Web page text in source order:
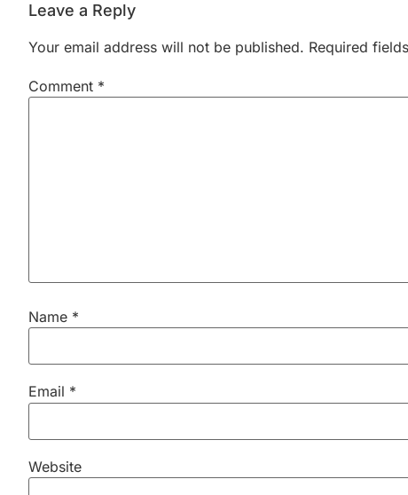
Leave a Reply
Your email address will not be published. Required
Comment *
Name *
Email *
Website